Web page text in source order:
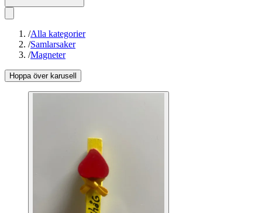
/Alla kategorier
/Samlarsaker
/Magneter
Hoppa över karusell